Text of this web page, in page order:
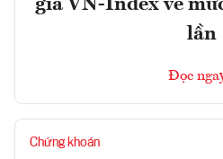
giá VN-Index về
lần
Đọc
Chứng khoán